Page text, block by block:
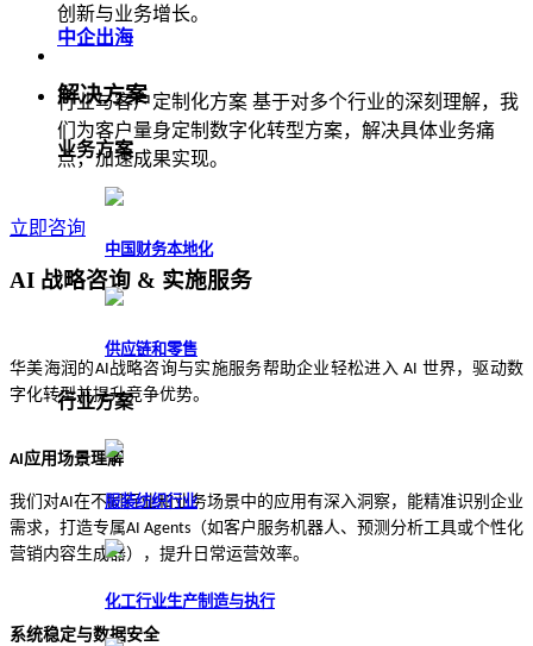
中企出海
解决方案
业务方案
中国财务本地化
供应链和零售
行业方案
服装纺织行业
化工行业生产制造与执行
创新与业务增长。
行业与客户定制化方案 基于对多个行业的深刻理解，我
们为客户量身定制数字化转型方案，解决具体业务痛
点，加速成果实现。
立即咨询
AI 战略咨询 & 实施服务
华美海润的AI战略咨询与实施服务帮助企业轻松进入AI 世界，驱动数
字化转型并提升竞争优势。
AI应用场景理解
我们对AI在不同行业和业务场景中的应用有深入洞察，能精准识别企业
需求，打造专属AI Agents （如客户服务机器人、预测分析工具或个性化
营销内容生成器），提升日常运营效率。
系统稳定与数据安全